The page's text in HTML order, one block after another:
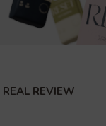
REAL REVIEW